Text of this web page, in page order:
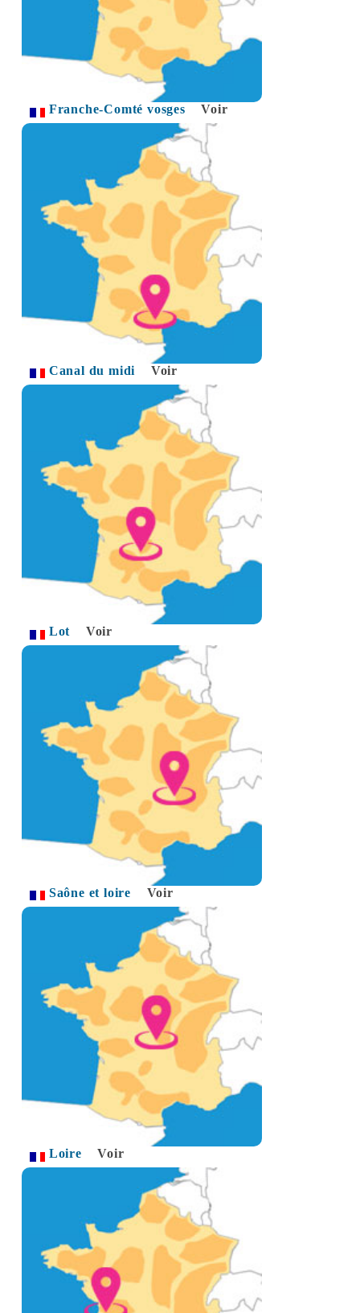
Franche-Comté vosges Voir
Canal du midi Voir
Lot Voir
Saône et loire Voir
Loire Voir